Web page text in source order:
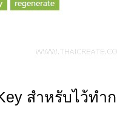
สำหรับไว้ทำ